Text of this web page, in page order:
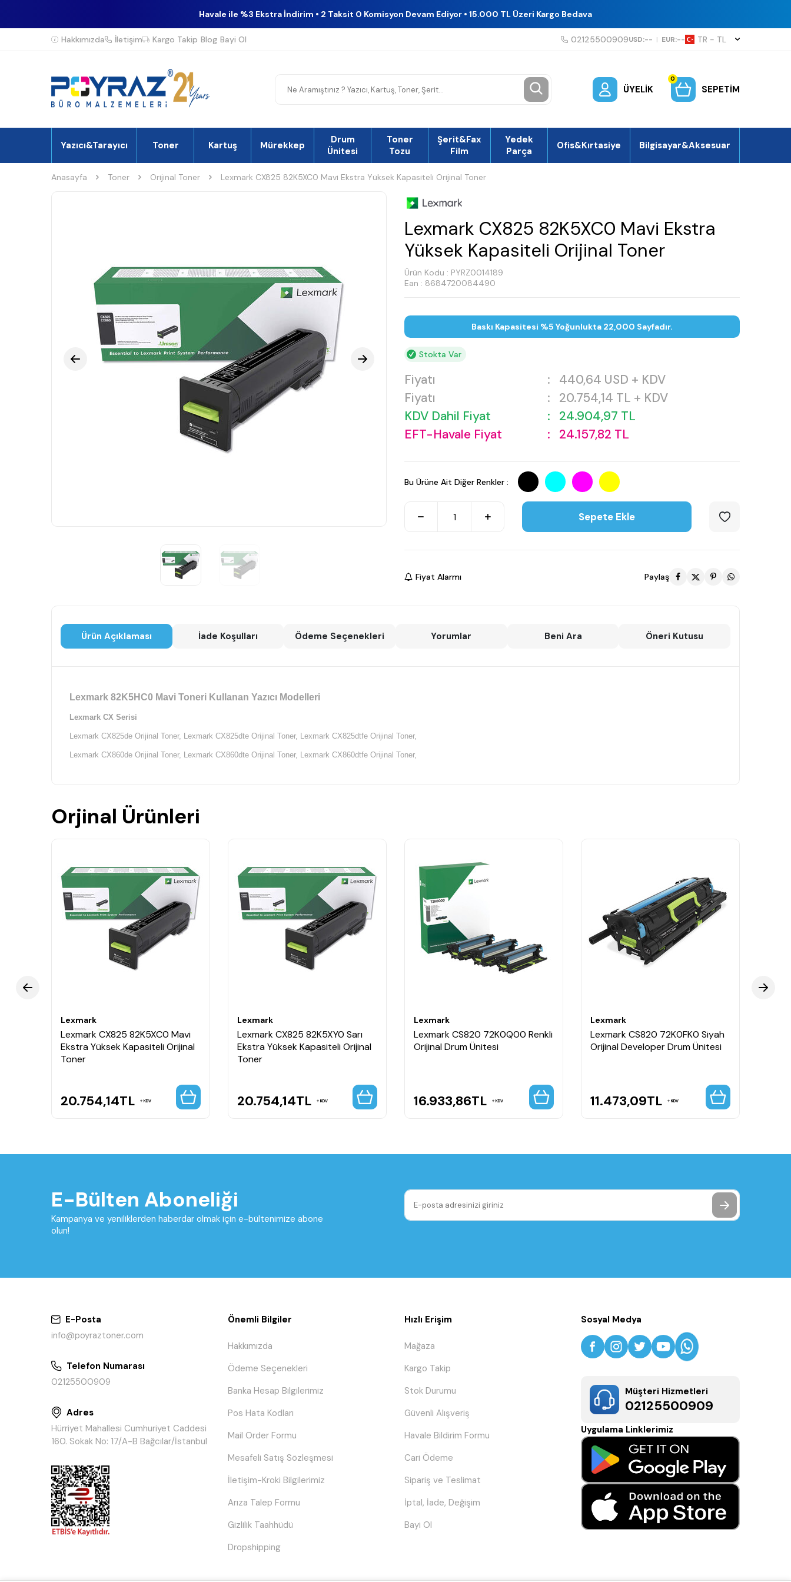
Havale ile %3 Ekstra İndirim • 2 Taksit 0 Komisyon Devam Ediyor • 15.000 TL Üzeri Kargo Bedava
Hakkımızda İletişim Kargo Takip Blog Bayi Ol 02125500909USD:-- | EUR:-- TR − TL
ÜYELIK
0
SEPETIM
Yazıcı&Tarayıcı Toner Kartuş Mürekkep
Drum
Ünitesi
Toner
Tozu
Şerit&Fax
Film
Yedek
Parça
Ofis&Kırtasiye Bilgisayar&Aksesuar
Anasayfa Toner Orijinal Toner Lexmark CX825 82K5XC0 Mavi Ekstra Yüksek Kapasiteli Orijinal Toner
Lexmark CX825 82K5XC0 Mavi Ekstra
Yüksek Kapasiteli Orijinal Toner
Ürün Kodu : PYRZ0014189
Ean : 8684720084490
Baskı Kapasitesi %5 Yoğunlukta 22,000 Sayfadır.
Stokta Var
Fiyatı : 440,64 USD + KDV
Fiyatı
: 20.754,14 TL + KDV
KDV Dahil Fiyat
: 24.904,97 TL
EFT-Havale Fiyat
: 24.157,82 TL
Bu Ürüne Ait Diğer Renkler :
Sepete Ekle
Fiyat Alarmı Paylaş
Ürün Açıklaması İade Koşulları Ödeme Seçenekleri Yorumlar Beni Ara Öneri Kutusu
Lexmark 82K5HC0 Mavi Toneri Kullanan Yazıcı Modelleri
Lexmark CX Serisi
Lexmark CX825de Orijinal Toner, Lexmark CX825dte Orijinal Toner, Lexmark CX825dtfe Orijinal Toner,
Lexmark CX860de Orijinal Toner, Lexmark CX860dte Orijinal Toner, Lexmark CX860dtfe Orijinal Toner,
Orjinal Ürünleri
Lexmark
Lexmark CX825 82K5XC0 Mavi
Ekstra Yüksek Kapasiteli Orijinal
Toner
20.754,14TL KDV
Lexmark
Lexmark CX825 82K5XY0 Sarı
Ekstra Yüksek Kapasiteli Orijinal
Toner
20.754,14TL KDV
Lexmark
Lexmark CS820 72K0Q00 Renkli
Orijinal Drum Ünitesi
16.933,86TL KDV
Lexmark
Lexmark CS820 72K0FK0 Siyah
Orijinal Developer Drum Ünitesi
11.473,09TL KDV
E-Bülten Aboneliği
Kampanya ve yeniliklerden haberdar olmak için e-bültenimize abone
olun!
E-Posta
info@poyraztoner.com
Telefon Numarası
02125500909
Adres
Hürriyet Mahallesi Cumhuriyet Caddesi
160. Sokak No: 17/A-B Bağcılar/İstanbul
Önemli Bilgiler
Hakkımızda
Ödeme Seçenekleri
Banka Hesap Bilgilerimiz
Pos Hata Kodları
Mail Order Formu
Mesafeli Satış Sözleşmesi
İletişim-Kroki Bilgilerimiz
Arıza Talep Formu
Gizlilik Taahhüdü
Dropshipping
Hızlı Erişim
Mağaza
Kargo Takip
Stok Durumu
Güvenli Alışveriş
Havale Bildirim Formu
Cari Ödeme
Sipariş ve Teslimat
İptal, İade, Değişim
Bayi Ol
Sosyal Medya
Müşteri Hizmetleri
02125500909
Uygulama Linklerimiz